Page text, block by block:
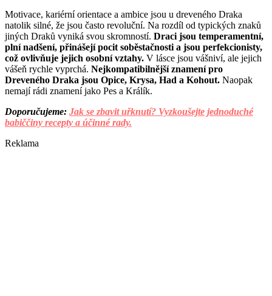
Motivace, kariérní orientace a ambice jsou u dreveného Draka
natolik silné, že jsou často revoluční. Na rozdíl od typických znaků
jiných Draků vyniká svou skromností. Draci jsou temperamentní,
plní nadšení, přinášejí pocit soběstačnosti a jsou perfekcionisty,
což ovlivňuje jejich osobní vztahy. V lásce jsou vášniví, ale jejich
vášeň rychle vyprchá. Nejkompatibilnější znamení pro
Dreveného Draka jsou Opice, Krysa, Had a Kohout. Naopak
nemají rádi znamení jako Pes a Králík.
Doporučujeme: Jak se zbavit uřknutí? Vyzkoušejte jednoduché
babiččiny recepty a účinné rady.
Reklama